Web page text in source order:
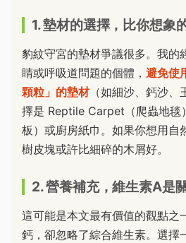
1. 墊材的選擇，比你想象
豹紋守宮的墊材爭議很多。我的
睛或呼吸道問題的個體， 避免使
顆粒」的墊材（如細沙、鈣沙、
擇是 Reptile Carpet（爬蟲地
板）或廚房紙巾。如果你想用自
樹皮塊或許比細碎的木屑好。
2. 營養補充，維生素A是
這可能是本文最有價值的觀點之
鈣，卻忽略了綜合維生素。選擇